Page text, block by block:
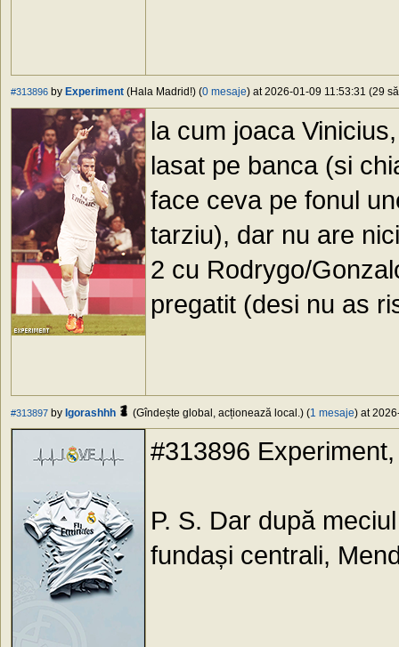
#313896 by Experiment (Hala Madrid!) (0 mesaje) at 2026-01-09 11:53:31 (29
la cum joaca
lasat pe banca (si
face ceva pe fonul
tarziu), dar nu are
2 cu Rodrygo/
pregatit (desi nu as
#313897 by Igorashhh (Gîndește global, acționează local.) (1 mesaje) at
#313896
P. S. Dar după
fundași centrali,